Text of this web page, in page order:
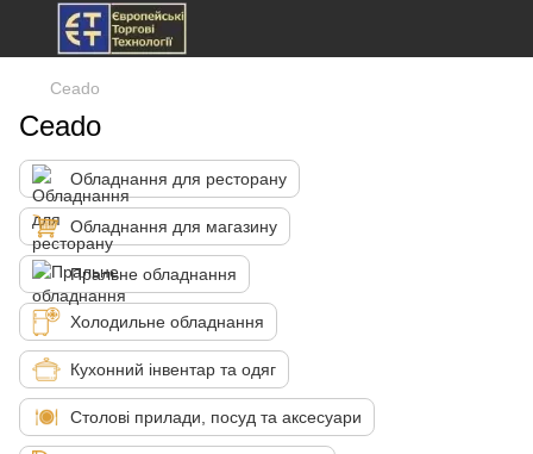
Ceado
Ceado
Обладнання для ресторану
Обладнання для магазину
Пральне обладнання
Холодильне обладнання
Кухонний інвентар та одяг
Столові прилади, посуд та аксесуари